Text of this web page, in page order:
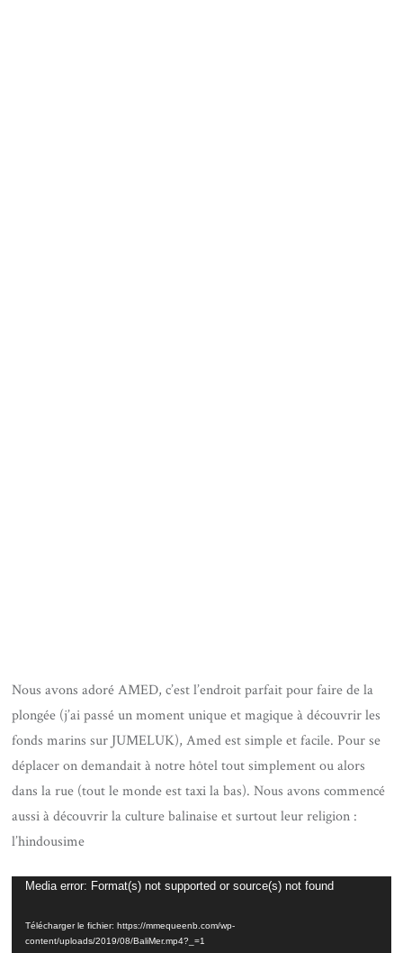
Nous avons adoré AMED, c’est l’endroit parfait pour faire de la
plongée (j’ai passé un moment unique et magique à découvrir les
fonds marins sur JUMELUK), Amed est simple et facile. Pour se
déplacer on demandait à notre hôtel tout simplement ou alors
dans la rue (tout le monde est taxi la bas). Nous avons commencé
aussi à découvrir la culture balinaise et surtout leur religion :
l’hindousime
Lecteur
Media error: Format(s) not supported or source(s) not found
Télécharger le fichier: https://mmequeenb.com/wp-
content/uploads/2019/08/BaliMer.mp4?_=1